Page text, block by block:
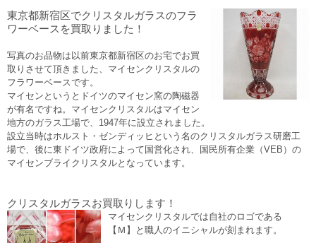
東京都新宿区でクリスタルガラスのフラ
ワーベースを買取りました！
写真のお品物は以前東京都新宿区のお宅でお買
取りさせて頂きました、マイセンクリスタルの
フラワーベースです。
マイセンというとドイツのマイセン窯の陶磁器
が有名ですね。マイセンクリスタルはマイセン
地方のガラス工場で、1947年に設立されました。
設立当時はホルスト・ゼンディッヒという名のクリスタルガラス研磨工
場で、後に東ドイツ政府によって国営化され、国民所有企業（VEB）の
マイセンブライクリスタルとなっています。
クリスタルガラスお買取りします！
マイセンクリスタルでは自社のロゴである
【Ｍ】と職人のイニシャルが刻まれます。